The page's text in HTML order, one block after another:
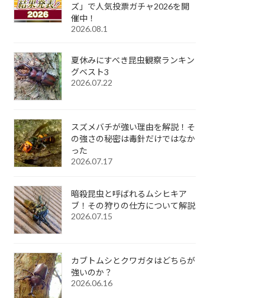
ズ」で人気投票ガチャ2026を開
催中！
2026.08.1
夏休みにすべき昆虫観察ランキン
グベスト3
2026.07.22
スズメバチが強い理由を解説！そ
の強さの秘密は毒針だけではなか
った
2026.07.17
暗殺昆虫と呼ばれるムシヒキア
ブ！その狩りの仕方について解説
2026.07.15
カブトムシとクワガタはどちらが
強いのか？
2026.06.16